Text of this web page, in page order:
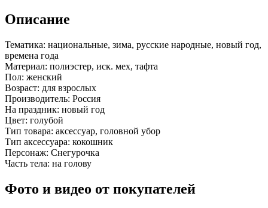
Описание
Тематика: национальные, зима, русские народные, новый год,
времена года
Материал: полиэстер, иск. мех, тафта
Пол: женский
Возраст: для взрослых
Производитель: Россия
На праздник: новый год
Цвет: голубой
Тип товара: аксессуар, головной убор
Тип аксессуара: кокошник
Персонаж: Снегурочка
Часть тела: на голову
Фото и видео от покупателей